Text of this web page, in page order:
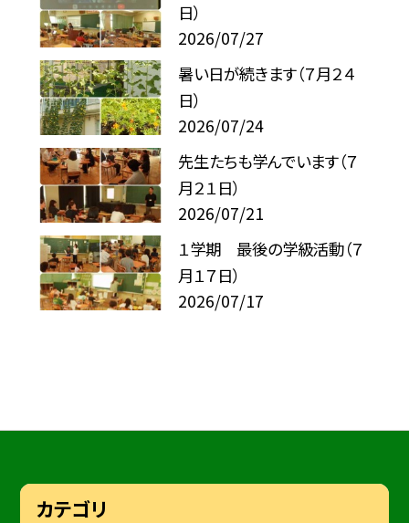
日）
2026/07/27
暑い日が続きます（７月２４
日）
2026/07/24
先生たちも学んでいます（７
月２１日）
2026/07/21
１学期 最後の学級活動（７
月１７日）
2026/07/17
カテゴリ